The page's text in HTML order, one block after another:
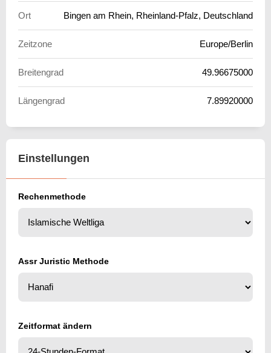
Ort Bingen am Rhein, Rheinland-Pfalz, Deutschland
Zeitzone Europe/Berlin
Breitengrad 49.96675000
Längengrad 7.89920000
Einstellungen
Rechenmethode
Assr Juristic Methode
Zeitformat ändern